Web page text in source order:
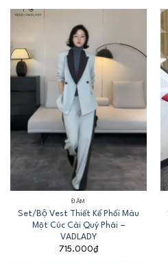
ĐẦM
Set/Bộ Vest Thiết Kế Phối Màu
Một Cúc Cài Quý Phái –
VADLADY
715.000₫